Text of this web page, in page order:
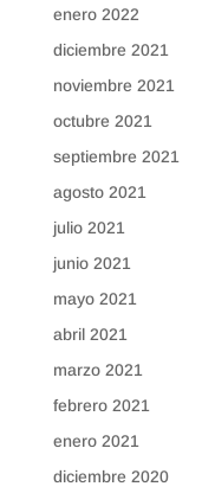
enero 2022
diciembre 2021
noviembre 2021
octubre 2021
septiembre 2021
agosto 2021
julio 2021
junio 2021
mayo 2021
abril 2021
marzo 2021
febrero 2021
enero 2021
diciembre 2020